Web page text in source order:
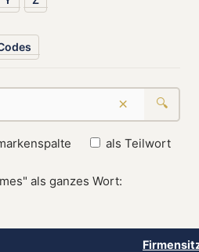
× 🔍
als Teilwort
als ganzes Wort: